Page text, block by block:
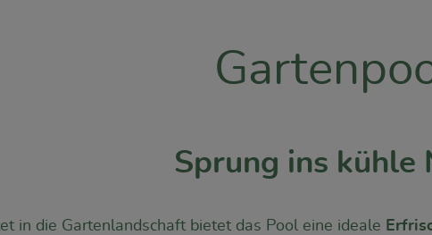
Sprung ins kühle
in die Gartenlandschaft bietet das Pool eine ideale